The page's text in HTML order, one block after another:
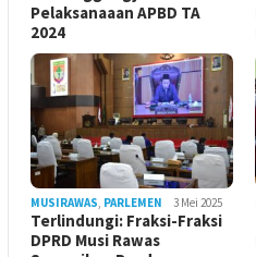
Pelaksanaaan APBD TA
2024
MUSIRAWAS PARLEMEN 3 Mei 2025
Terlindungi: Fraksi-Fraksi
DPRD Musi Rawas